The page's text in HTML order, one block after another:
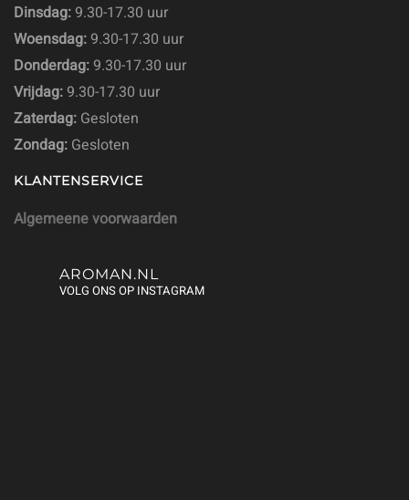
Dinsdag: 9.30-17.30 uur
Woensdag: 9.30-17.30 uur
Donderdag: 9.30-17.30 uur
Vrijdag: 9.30-17.30 uur
Zaterdag: Gesloten
Zondag: Gesloten
KLANTENSERVICE
Algemeene voorwaarden
AROMAN.NL
VOLG ONS OP INSTAGRAM